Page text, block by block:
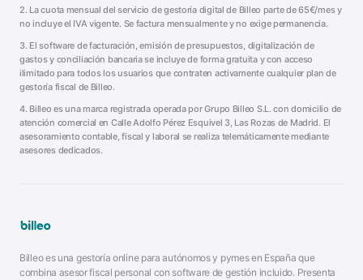
2. La cuota mensual del servicio de gestoría digital de Billeo parte de 65€/mes y
no incluye el IVA vigente. Se factura mensualmente y no exige permanencia.
3. El software de facturación, emisión de presupuestos, digitalización de
gastos y conciliación bancaria se incluye de forma gratuita y con acceso
ilimitado para todos los usuarios que contraten activamente cualquier plan de
gestoría fiscal de Billeo.
4. Billeo es una marca registrada operada por Grupo Billeo S.L. con domicilio de
atención comercial en Calle Adolfo Pérez Esquivel 3, Las Rozas de Madrid. El
asesoramiento contable, fiscal y laboral se realiza telemáticamente mediante
asesores dedicados.
Billeo es una gestoría online para autónomos y pymes en España que
combina asesor fiscal personal con software de gestión incluido. Presenta